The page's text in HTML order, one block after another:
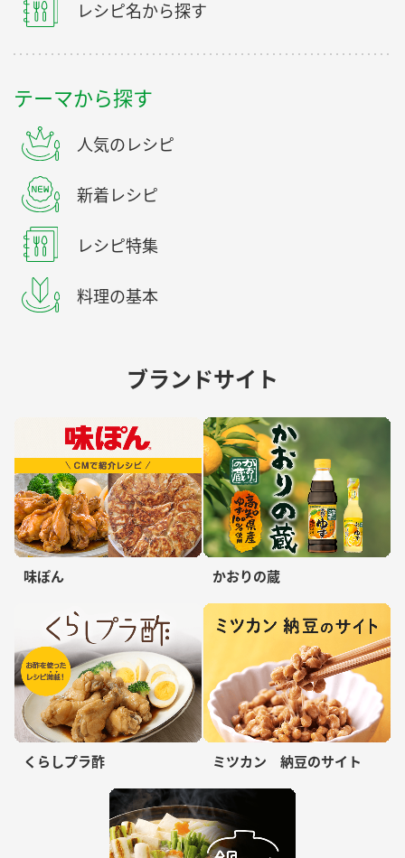
レシピ名から探す
テーマから探す
人気のレシピ
新着レシピ
レシピ特集
料理の基本
ブランドサイト
味ぽん かおりの蔵
くらしプラ酢 ミツカン 納豆のサイト